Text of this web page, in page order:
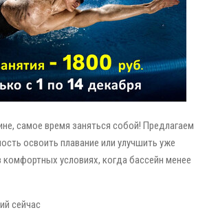
самое время заняться собой! Предлагаем
освоить плавание или улучшить уже
условиях, когда бассейн менее
сейчас